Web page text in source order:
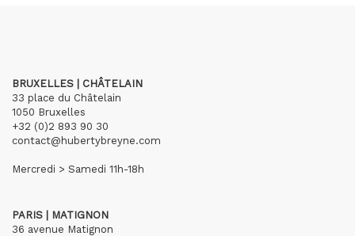
BRUXELLES | CHÂTELAIN
33 place du Châtelain
1050 Bruxelles
+32 (0)2 893 90 30
contact@hubertybreyne.com
Mercredi > Samedi 11h-18h
PARIS | MATIGNON
36 avenue Matignon